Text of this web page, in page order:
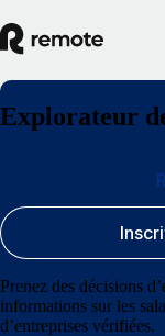
Explorateur
Prenez des décisions
informations sur les
d’entreprises vérifiées.